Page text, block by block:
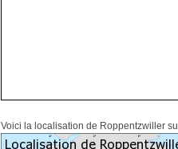
Voici la localisation de Roppentzwiller